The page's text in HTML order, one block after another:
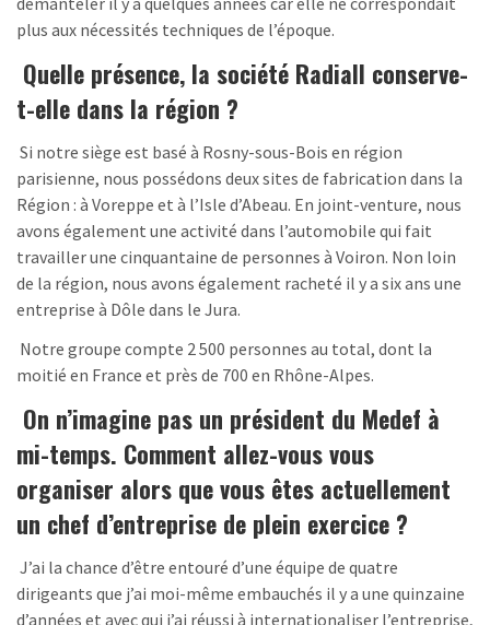
plus aux nécessités techniques de l’époque.
Quelle présence, la société Radiall conserve-
t-elle dans la région ?
Si notre siège est basé à Rosny-sous-Bois en région
parisienne, nous possédons deux sites de fabrication dans la
Région : à Voreppe et à l’Isle d’Abeau. En joint-venture, nous
avons également une activité dans l’automobile qui fait
travailler une cinquantaine de personnes à Voiron. Non loin
de la région, nous avons également racheté il y a six ans une
entreprise à Dôle dans le Jura.
Notre groupe compte 2 500 personnes au total, dont la
moitié en France et près de 700 en Rhône-Alpes.
On n’imagine pas un président du Medef à
mi-temps. Comment allez-vous vous
organiser alors que vous êtes actuellement
un chef d’entreprise de plein exercice ?
J’ai la chance d’être entouré d’une équipe de quatre
dirigeants que j’ai moi-même embauchés il y a une quinzaine
d’années et avec qui j’ai réussi à internationaliser l’entreprise,